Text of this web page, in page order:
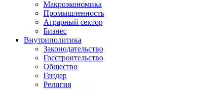
Макроэкономика
Промышленность
Аграрный сектор
Бизнес
Внутриполитика
Законодательство
Госстроительство
Общество
Гендер
Религия